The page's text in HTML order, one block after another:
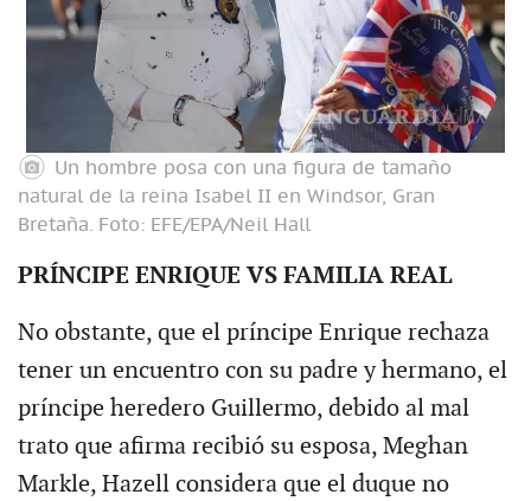
Un hombre posa con una figura de tamaño
natural de la reina Isabel II en Windsor, Gran
Bretaña. Foto: EFE/EPA/Neil Hall
PRÍNCIPE ENRIQUE VS FAMILIA REAL
No obstante, que el príncipe Enrique rechaza
tener un encuentro con su padre y hermano, el
príncipe heredero Guillermo, debido al mal
trato que afirma recibió su esposa, Meghan
Markle, Hazell considera que el duque no